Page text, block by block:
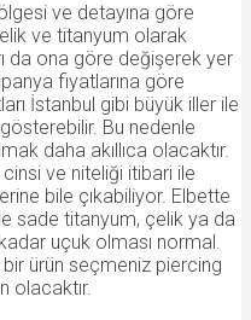
ve detayına göre
ve titanyum olarak
da ona göre değişerek yer
fiyatlarına göre
İstanbul gibi büyük iller ile
gösterebilir. Bu nedenle
daha akıllıca olacaktır.
ve niteliği itibari ile
bile çıkabiliyor. Elbette
sade titanyum, çelik ya da
uçuk olması normal.
ürün seçmeniz piercing
olacaktır.